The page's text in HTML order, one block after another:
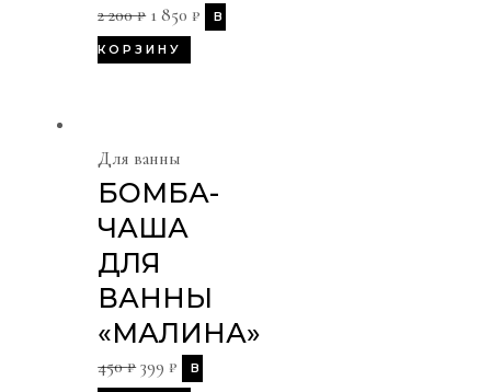
2 200₽ 1 850 ₽ В
КОРЗИНУ
Для ванны
БОМБА-
ЧАША
ДЛЯ
ВАННЫ
«МАЛИНА»
450₽ 399 ₽ В